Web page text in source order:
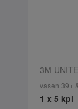
3M
vasen 39+
1 x 5 kpl